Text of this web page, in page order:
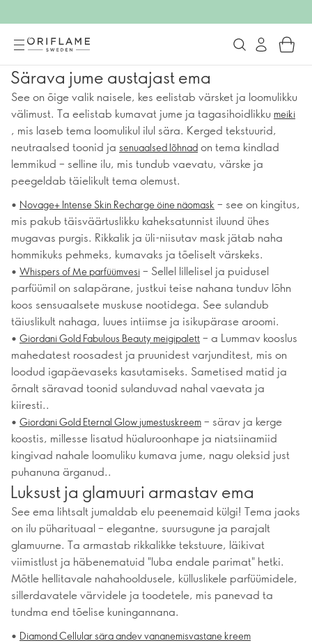
Särava jume austajast ema
See on õige valik naisele, kes eelistab värsket ja loomulikku
välimust. Ta eelistab kumavat jume ja tagasihoidlikku meiki
, mis laseb tema loomulikul ilul sära. Kerged tekstuurid,
neutraalsed toonid ja senuaalsed lõhnad on tema kindlad
lemmikud – selline ilu, mis tundub vaevatu, värske ja
peegeldab täielikult tema olemust.
• Novage+ Intense Skin Recharge öine näomask – see on kingitus,
mis pakub täisväärtuslikku kaheksatunnist iluund ühes
mugavas purgis. Rikkalik ja üli-niisutav mask jätab naha
hommikuks pehmeks, kumavaks ja tõeliselt värskeks.
• Whispers of Me parfüümvesi – Sellel lillelisel ja puidusel
parfüümil on salapärane, justkui teise nahana tunduv lõhn
koos sensuaalsete muskuse nootidega. See sulandub
täiuslikult nahaga, luues intiimse ja isikupärase aroomi.
• Giordani Gold Fabulous Beauty meigipalett – a Lummav kooslus
mahedatest roosadest ja pruunidest varjunditest, mis on
loodud igapäevaseks kasutamiseks. Sametised matid ja
õrnalt säravad toonid sulanduvad nahal vaevata ja
kiiresti..
• Giordani Gold Eternal Glow jumestuskreem – särav ja kerge
koostis, millesse lisatud hüaluroonhape ja niatsiinamiid
kingivad nahale loomuliku kumava jume, nagu oleksid just
puhanuna ärganud..
Luksust ja glamuuri armastav ema
See ema lihtsalt jumaldab elu peenemaid külgi! Tema jaoks
on ilu püharituaal – elegantne, suursugune ja parajalt
glamuurne. Ta armastab rikkalikke tekstuure, läikivat
viimistlust ja häbenematuid "luba endale parimat" hetki.
Mõtle hellitavale nahahooldusele, külluslikele parfüümidele,
sillerdavatele värvidele ja toodetele, mis panevad ta
tundma end tõelise kuningannana.
• Diamond Cellular sära andev vananemisvastane kreem